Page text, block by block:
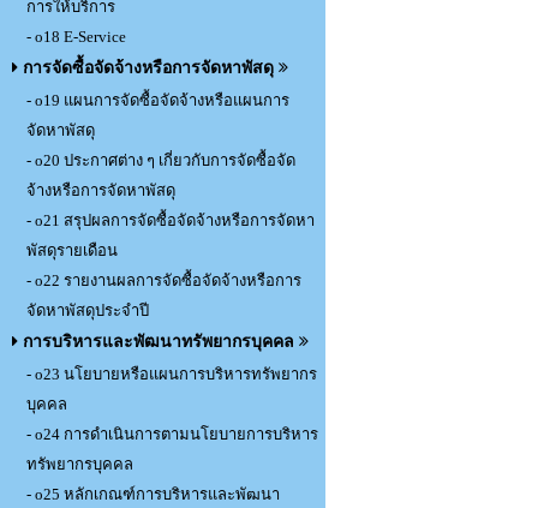
การให้บริการ
- o18 E-Service
การจัดซื้อจัดจ้างหรือการจัดหาพัสดุ
- o19 แผนการจัดซื้อจัดจ้างหรือแผนการ
จัดหาพัสดุ
- o20 ประกาศต่าง ๆ เกี่ยวกับการจัดซื้อจัด
จ้างหรือการจัดหาพัสดุ
- o21 สรุปผลการจัดซื้อจัดจ้างหรือการจัดหา
พัสดุรายเดือน
- o22 รายงานผลการจัดซื้อจัดจ้างหรือการ
จัดหาพัสดุประจำปี
การบริหารและพัฒนาทรัพยากรบุคคล
- o23 นโยบายหรือแผนการบริหารทรัพยากร
บุคคล
- o24 การดำเนินการตามนโยบายการบริหาร
ทรัพยากรบุคคล
- o25 หลักเกณฑ์การบริหารและพัฒนา